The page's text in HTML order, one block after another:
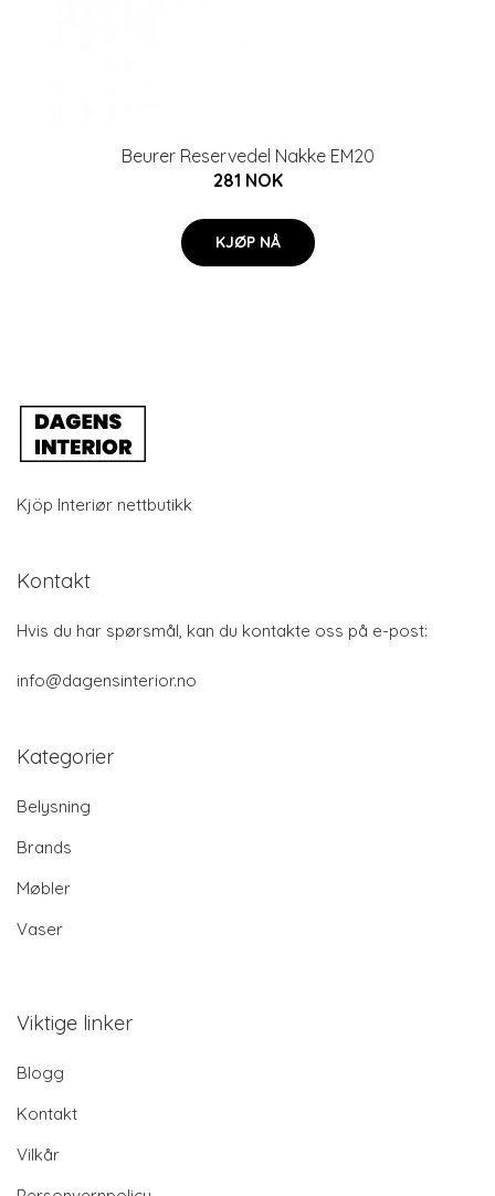
Beurer Reservedel Nakke EM20
281 NOK
KJØP NÅ
Kjöp Interiør nettbutikk
Kontakt
Hvis du har spørsmål, kan du kontakte oss på e-post:
info@dagensinterior.no
Kategorier
Belysning
Brands
Møbler
Vaser
Viktige linker
Blogg
Kontakt
Vilkår